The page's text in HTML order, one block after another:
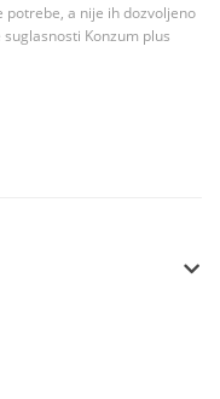
potrebe, a nije ih dozvoljeno
Konzum plus